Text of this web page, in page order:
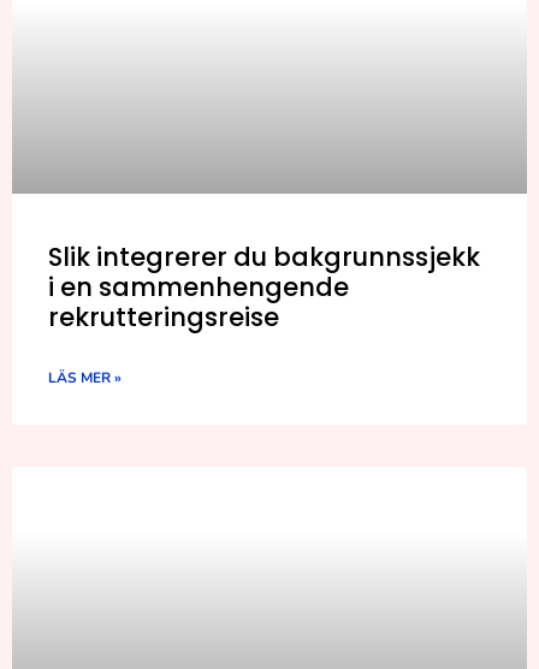
Slik integrerer du bakgrunnssjekk
i en sammenhengende
rekrutteringsreise
LÄS MER »